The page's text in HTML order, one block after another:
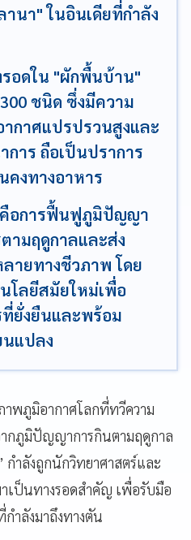
นา" ในอินเดียที่กำลัง
อดใน "ผักพื้นบ้าน"
ชนิด ซึ่งมีความ
กาศแปรปรวนสูงและ
าร ถือเป็นปราการ
งทางอาหาร
คือการฟื้นฟูภูมิปัญญา
ามฤดูกาลและส่ง
ายทางชีวภาพ โดย
โลยีสมัยใหม่เพื่อ
ยั่งยืนและพร้อม
แปลง
พภูมิอากาศโลกที่ทวีความ
กภูมิปัญญาการกินตามฤดูกาล
กำลังถูกนักวิทยาศาสตร์และ
เป็นทางรอดสำคัญ เพื่อรับมือ
ำลังมาถึงทางตัน